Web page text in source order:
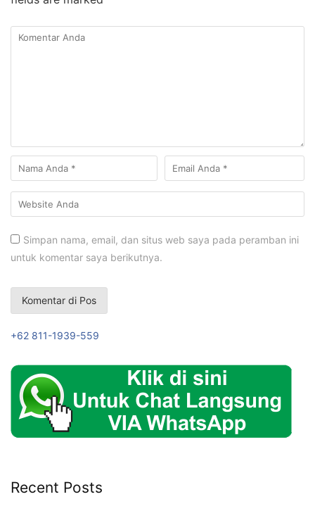
Simpan nama, email, dan situs web saya pada peramban ini
untuk komentar saya berikutnya.
+62 811-1939-559
Recent Posts